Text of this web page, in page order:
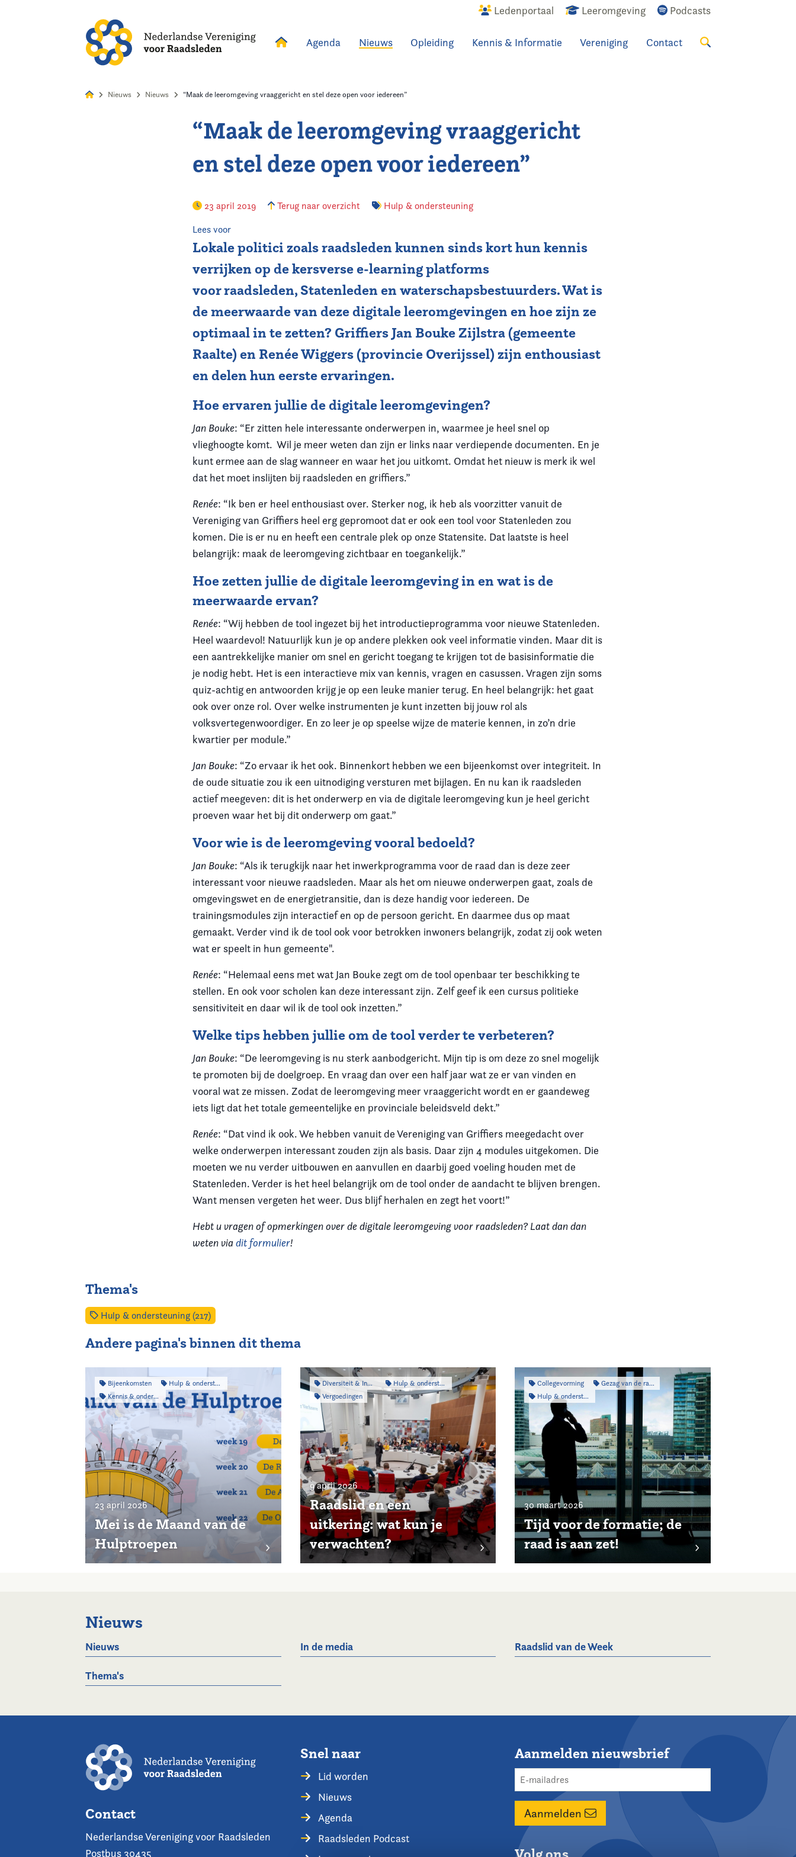
Ledenportaal Leeromgeving Podcasts
Agenda Nieuws Opleiding Kennis & Informatie Vereniging Contact
Nieuws Nieuws “Maak de leeromgeving vraaggericht en stel deze open voor iedereen”
“Maak de leeromgeving vraaggericht
en stel deze open voor iedereen”
23 april 2019 Terug naar overzicht Hulp & ondersteuning
Lees voor
Lokale politici zoals raadsleden kunnen sinds kort hun kennis
verrijken op de kersverse e-learning platforms
voor raadsleden, Statenleden en waterschapsbestuurders. Wat is
de meerwaarde van deze digitale leeromgevingen en hoe zijn ze
optimaal in te zetten? Griffiers Jan Bouke Zijlstra (gemeente
Raalte) en Renée Wiggers (provincie Overijssel) zijn enthousiast
en delen hun eerste ervaringen.
Hoe ervaren jullie de digitale leeromgevingen?
Jan Bouke: “Er zitten hele interessante onderwerpen in, waarmee je heel snel op
vlieghoogte komt. Wil je meer weten dan zijn er links naar verdiepende documenten. En je
kunt ermee aan de slag wanneer en waar het jou uitkomt. Omdat het nieuw is merk ik wel
dat het moet inslijten bij raadsleden en griffiers.”
Renée: “Ik ben er heel enthousiast over. Sterker nog, ik heb als voorzitter vanuit de
Vereniging van Griffiers heel erg gepromoot dat er ook een tool voor Statenleden zou
komen. Die is er nu en heeft een centrale plek op onze Statensite. Dat laatste is heel
belangrijk: maak de leeromgeving zichtbaar en toegankelijk.”
Hoe zetten jullie de digitale leeromgeving in en wat is de
meerwaarde ervan?
Renée: “Wij hebben de tool ingezet bij het introductieprogramma voor nieuwe Statenleden.
Heel waardevol! Natuurlijk kun je op andere plekken ook veel informatie vinden. Maar dit is
een aantrekkelijke manier om snel en gericht toegang te krijgen tot de basisinformatie die
je nodig hebt. Het is een interactieve mix van kennis, vragen en casussen. Vragen zijn soms
quiz-achtig en antwoorden krijg je op een leuke manier terug. En heel belangrijk: het gaat
ook over onze rol. Over welke instrumenten je kunt inzetten bij jouw rol als
volksvertegenwoordiger. En zo leer je op speelse wijze de materie kennen, in zo’n drie
kwartier per module.”
Jan Bouke: “Zo ervaar ik het ook. Binnenkort hebben we een bijeenkomst over integriteit. In
de oude situatie zou ik een uitnodiging versturen met bijlagen. En nu kan ik raadsleden
actief meegeven: dit is het onderwerp en via de digitale leeromgeving kun je heel gericht
proeven waar het bij dit onderwerp om gaat.”
Voor wie is de leeromgeving vooral bedoeld?
Jan Bouke: “Als ik terugkijk naar het inwerkprogramma voor de raad dan is deze zeer
interessant voor nieuwe raadsleden. Maar als het om nieuwe onderwerpen gaat, zoals de
omgevingswet en de energietransitie, dan is deze handig voor iedereen. De
trainingsmodules zijn interactief en op de persoon gericht. En daarmee dus op maat
gemaakt. Verder vind ik de tool ook voor betrokken inwoners belangrijk, zodat zij ook weten
wat er speelt in hun gemeente".
Renée: “Helemaal eens met wat Jan Bouke zegt om de tool openbaar ter beschikking te
stellen. En ook voor scholen kan deze interessant zijn. Zelf geef ik een cursus politieke
sensitiviteit en daar wil ik de tool ook inzetten.”
Welke tips hebben jullie om de tool verder te verbeteren?
Jan Bouke: “De leeromgeving is nu sterk aanbodgericht. Mijn tip is om deze zo snel mogelijk
te promoten bij de doelgroep. En vraag dan over een half jaar wat ze er van vinden en
vooral wat ze missen. Zodat de leeromgeving meer vraaggericht wordt en er gaandeweg
iets ligt dat het totale gemeentelijke en provinciale beleidsveld dekt.”
Renée: “Dat vind ik ook. We hebben vanuit de Vereniging van Griffiers meegedacht over
welke onderwerpen interessant zouden zijn als basis. Daar zijn 4 modules uitgekomen. Die
moeten we nu verder uitbouwen en aanvullen en daarbij goed voeling houden met de
Statenleden. Verder is het heel belangrijk om de tool onder de aandacht te blijven brengen.
Want mensen vergeten het weer. Dus blijf herhalen en zegt het voort!”
Hebt u vragen of opmerkingen over de digitale leeromgeving voor raadsleden? Laat dan dan
weten viadit formulier!
Thema's
Hulp & ondersteuning (217)
Andere pagina's binnen dit thema
Bijeenkomsten
Hulp & ondersteuning
Kennis & onderzoek
23 april 2026
Mei is de Maand van de
Hulptroepen
Diversiteit & Inclusiviteit
Hulp & ondersteuning
Vergoedingen
9 april 2026
Raadslid en een
uitkering: wat kun je
verwachten?
Collegevorming
Gezag van de raad
Hulp & ondersteuning
30 maart 2026
Tijd voor de formatie; de
raad is aan zet!
Nieuws
Nieuws In de media Raadslid van de Week
Thema's
Contact
Nederlandse Vereniging voor Raadsleden
Postbus 30435
Snel naar
Lid worden
Nieuws
Agenda
Raadsleden Podcast
Aanmelden nieuwsbrief
Aanmelden